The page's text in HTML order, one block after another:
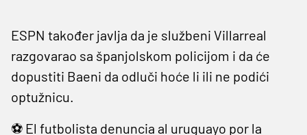
ESPN također javlja da je službeni Villarreal
razgovarao sa španjolskom policijom i da će
dopustiti Baeni da odluči hoće li ili ne podići
optužnicu.
⚽ El futbolista denuncia al uruguayo por la